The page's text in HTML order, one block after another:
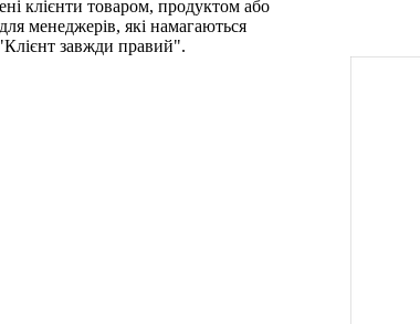
клієнти товаром, продуктом або
менеджерів, які намагаються
завжди правий".